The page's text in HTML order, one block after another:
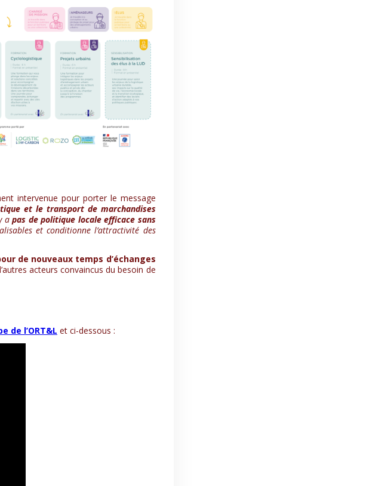
intervenue pour porter le message
et le transport de marchandises
a pas de politique locale efficace sans
et conditionne l’attractivité des
de nouveaux temps d’échanges
acteurs convaincus du besoin de
de l’ORT&L et ci-dessous :